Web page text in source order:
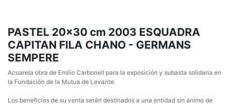
PASTEL 20x30 cm 2003 ESQUADRA
CAPITAN FILA CHANO - GERMANS
SEMPERE
Acuarela obra de Emilio Carbonell para la exposición y subasta solidaria en
la Fundación de la Mutua de Levante.
Los beneficios de su venta serán destinados a una entidad sin ánimo de